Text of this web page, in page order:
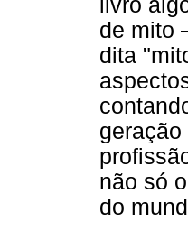
livro
de mito
dita
não só
do